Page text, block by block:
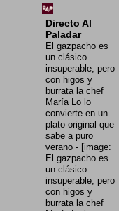
Directo Al
Paladar
El gazpacho es
un clásico
insuperable, pero
con higos y
burrata la chef
María Lo lo
convierte en un
plato original que
sabe a puro
verano - [image:
El gazpacho es
un clásico
insuperable, pero
con higos y
burrata la chef